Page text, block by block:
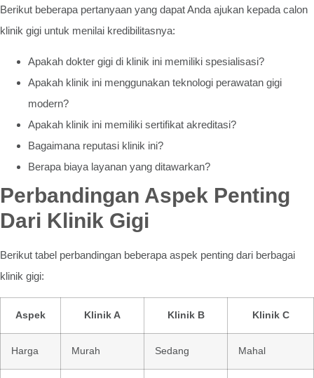
Berikut beberapa pertanyaan yang dapat Anda ajukan kepada calon
klinik gigi untuk menilai kredibilitasnya:
Apakah dokter gigi di klinik ini memiliki spesialisasi?
Apakah klinik ini menggunakan teknologi perawatan gigi
modern?
Apakah klinik ini memiliki sertifikat akreditasi?
Bagaimana reputasi klinik ini?
Berapa biaya layanan yang ditawarkan?
Perbandingan Aspek Penting
Dari Klinik Gigi
Berikut tabel perbandingan beberapa aspek penting dari berbagai
klinik gigi:
Aspek Klinik A Klinik B Klinik C
Harga Murah Sedang Mahal